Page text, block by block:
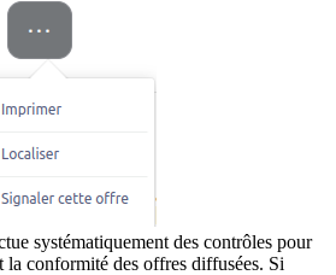
systématiquement des contrôles pour
la conformité des offres diffusées. Si